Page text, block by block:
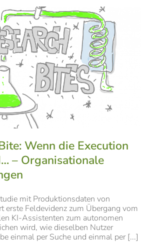
Wenn die Execution
– Organisationale
mit Produktionsdaten von
erste Feldevidenz zum Übergang vom
KI-Assistenten zum autonomen
wird, wie dieselben Nutzer
einmal per Suche und einmal per [...]